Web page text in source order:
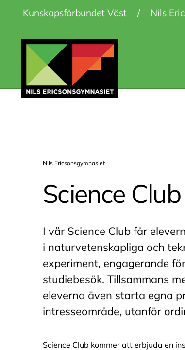
Kunskapsförbundet Väst / Nils
Nils Ericsonsgymnasiet
Science Club
I vår Science Club får
i naturvetenskapliga och
experiment, engagerande
studiebesök. Tillsammans
eleverna även starta egna
intresseområde, utanför
Science Club kommer att erbjuda en